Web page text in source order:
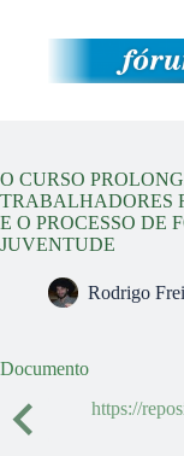
O CURSO
TRABALHADORES
E O PROCESSO DE
JUVENTUDE
Rodrigo
Documento
https://